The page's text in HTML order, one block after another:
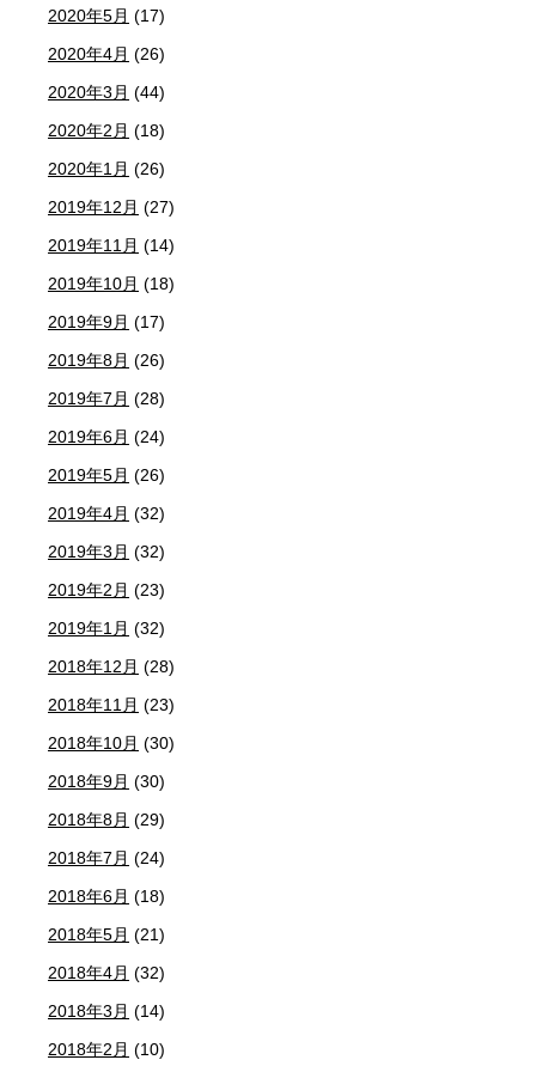
2020年5月 (17)
2020年4月 (26)
2020年3月 (44)
2020年2月 (18)
2020年1月 (26)
2019年12月 (27)
2019年11月 (14)
2019年10月 (18)
2019年9月 (17)
2019年8月 (26)
2019年7月 (28)
2019年6月 (24)
2019年5月 (26)
2019年4月 (32)
2019年3月 (32)
2019年2月 (23)
2019年1月 (32)
2018年12月 (28)
2018年11月 (23)
2018年10月 (30)
2018年9月 (30)
2018年8月 (29)
2018年7月 (24)
2018年6月 (18)
2018年5月 (21)
2018年4月 (32)
2018年3月 (14)
2018年2月 (10)